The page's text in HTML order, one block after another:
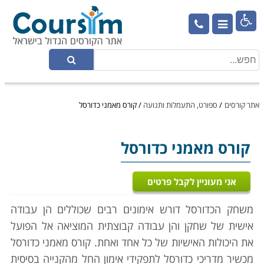

אתר קורסים / ספורט, התעמלות ותנועה /קורס מאמני כדורסל
קורס מאמני כדורסל
אני מעוניין לקבל פרטים
משחק הכדורסל דורש אימונים רבים שכוללים הן עבודה
אישית של שחקן והן עבודה קבוצתית המוציאה אל הפועל
את היכולות האישיות של כל אחד ואחת. קורס מאמני כדורסל
מכשיר מדריכי כדורסל לתפקידי אימון החל מהקנייה בסיסית